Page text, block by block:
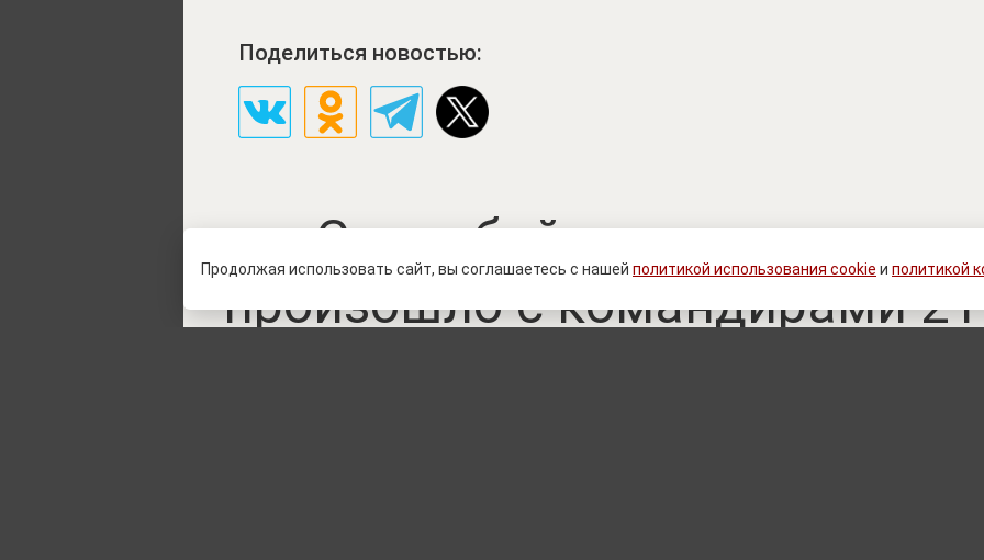
Поделиться новостью:
Самоубийство или
произошло с командирами
Продолжая использовать сайт, вы соглашаетесь с нашей политикой использования cookie и политикой